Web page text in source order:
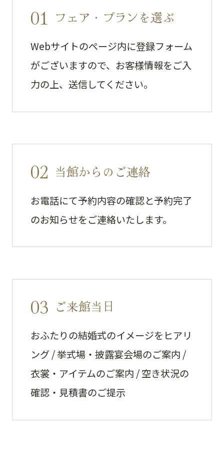
01 フェア・プランを選ぶ
Webサイトのページ内に登録フォーム
がございますので、お客様情報をご入
力の上、送信してください。
02 当館からのご連絡
お電話にて予約内容の確認と予約完了
のお知らせをご連絡いたします。
03 ご来館当日
おふたりの結婚式のイメージをヒアリ
ング / 挙式場・披露宴会場のご案内 /
衣裳・アイテムのご案内 / 空き状況の
確認・見積書のご提示